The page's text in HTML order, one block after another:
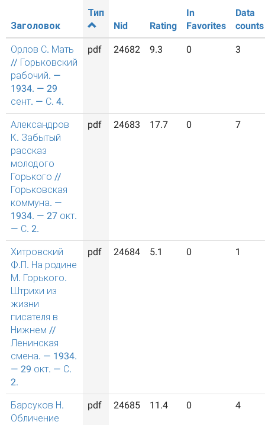
Заголовок
Тип
Nid
Rating
In
Favorites
Data
counts
Орлов С. Мать
// Горьковский
рабочий. —
1934. — 29
сент. — С. 4.
pdf 24682 9.3 0 3
Александров
К. Забытый
рассказ
молодого
Горького //
Горьковская
коммуна. —
1934. — 27 окт.
— С. 2.
pdf 24683 17.7 0 7
Хитровский
Ф.П. На родине
М. Горького.
Штрихи из
жизни
писателя в
Нижнем //
Ленинская
смена. — 1934.
— 29 окт. — С.
2.
pdf 24684 5.1 0 1
Барсуков Н.
Обличение
pdf 24685 11.4 0 4